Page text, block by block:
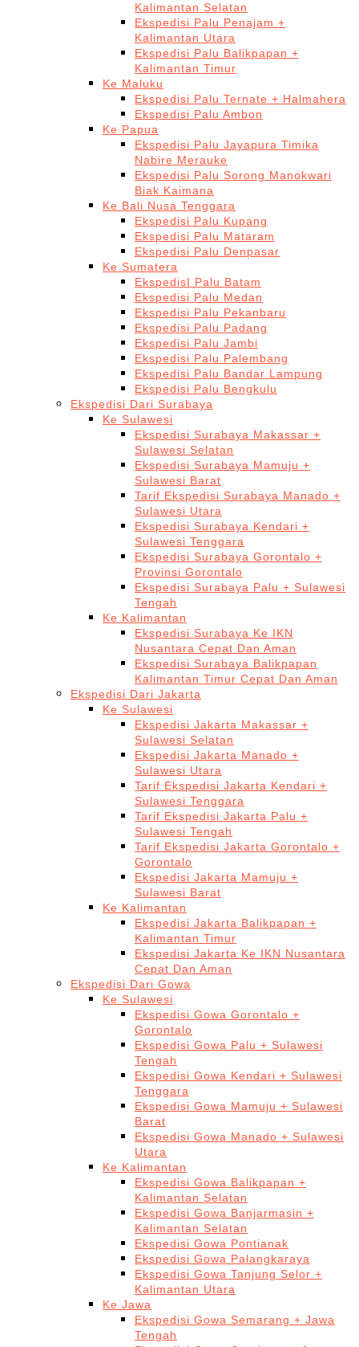
Kalimantan Selatan
Ekspedisi Palu Penajam +
Kalimantan Utara
Ekspedisi Palu Balikpapan +
Kalimantan Timur
Ke Maluku
Ekspedisi Palu Ternate + Halmahera
Ekspedisi Palu Ambon
Ke Papua
Ekspedisi Palu Jayapura Timika
Nabire Merauke
Ekspedisi Palu Sorong Manokwari
Biak Kaimana
Ke Bali Nusa Tenggara
Ekspedisi Palu Kupang
Ekspedisi Palu Mataram
Ekspedisi Palu Denpasar
Ke Sumatera
EkspedisI Palu Batam
Ekspedisi Palu Medan
Ekspedisi Palu Pekanbaru
Ekspedisi Palu Padang
Ekspedisi Palu Jambi
Ekspedisi Palu Palembang
Ekspedisi Palu Bandar Lampung
Ekspedisi Palu Bengkulu
Ekspedisi Dari Surabaya
Ke Sulawesi
Ekspedisi Surabaya Makassar +
Sulawesi Selatan
Ekspedisi Surabaya Mamuju +
Sulawesi Barat
Tarif Ekspedisi Surabaya Manado +
Sulawesi Utara
Ekspedisi Surabaya Kendari +
Sulawesi Tenggara
Ekspedisi Surabaya Gorontalo +
Provinsi Gorontalo
Ekspedisi Surabaya Palu + Sulawesi
Tengah
Ke Kalimantan
Ekspedisi Surabaya Ke IKN
Nusantara Cepat Dan Aman
Ekspedisi Surabaya Balikpapan
Kalimantan Timur Cepat Dan Aman
Ekspedisi Dari Jakarta
Ke Sulawesi
Ekspedisi Jakarta Makassar +
Sulawesi Selatan
Ekspedisi Jakarta Manado +
Sulawesi Utara
Tarif Ekspedisi Jakarta Kendari +
Sulawesi Tenggara
Tarif Ekspedisi Jakarta Palu +
Sulawesi Tengah
Tarif Ekspedisi Jakarta Gorontalo +
Gorontalo
Ekspedisi Jakarta Mamuju +
Sulawesi Barat
Ke Kalimantan
Ekspedisi Jakarta Balikpapan +
Kalimantan Timur
Ekspedisi Jakarta Ke IKN Nusantara
Cepat Dan Aman
Ekspedisi Dari Gowa
Ke Sulawesi
Ekspedisi Gowa Gorontalo +
Gorontalo
Ekspedisi Gowa Palu + Sulawesi
Tengah
Ekspedisi Gowa Kendari + Sulawesi
Tenggara
Ekspedisi Gowa Mamuju + Sulawesi
Barat
Ekspedisi Gowa Manado + Sulawesi
Utara
Ke Kalimantan
Ekspedisi Gowa Balikpapan +
Kalimantan Selatan
Ekspedisi Gowa Banjarmasin +
Kalimantan Selatan
Ekspedisi Gowa Pontianak
Ekspedisi Gowa Palangkaraya
Ekspedisi Gowa Tanjung Selor +
Kalimantan Utara
Ke Jawa
Ekspedisi Gowa Semarang + Jawa
Tengah